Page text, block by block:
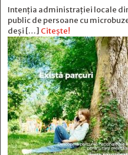
Intenția administrației locale
public de persoane cu
deși […] Citește!